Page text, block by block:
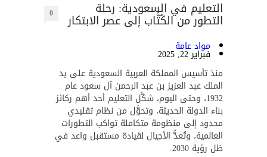
التعليم في السعودية: رحلة
التطور من الكُتَّاب إلى عصر الابتكار 0
مواد عامة
فبراير 22, 2025
منذ تأسيس المملكة العربية السعودية على يد
الملك عبد العزيز بن عبد الرحمن آل سعود عام
1932، وحتى اليوم، شكَّل التعليم أحد أهم ركائز
بناء الدولة الحديثة، وتحوَّل من نظام تقليدي
محدود إلى منظومة متكاملة تواكب التطورات
العالمية، وتُعدُّ الأجيال لقيادة مستقبل واعد في
ظل رؤية 2030.